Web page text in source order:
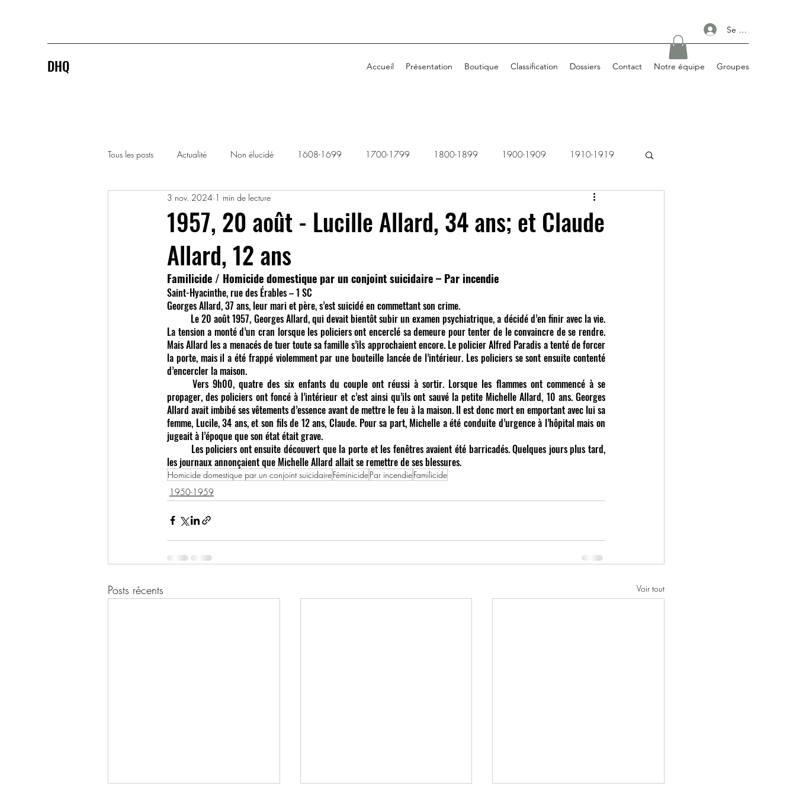
Se connecter
DHQ Accueil Présentation Boutique Classification Dossiers Contact Notre équipe Groupes
Tous les posts Actualité Non élucidé 1608-1699 1700-1799 1800-1899 1900-1909 1910-1919
1920-1929 1930-1939 1940-1949
1990-1999 2000-2009 2010-2019
1957, 20 août - Lucille Allard, 34 ans; et Claude
Allard, 12 ans
3 nov. 2024 1 min de lecture
Familicide / Homicide domestique par un conjoint suicidaire – Par incendie
Saint-Hyacinthe, rue des Érables – 1 SC
Georges Allard, 37 ans, leur mari et père, s’est suicidé en commettant son crime.
La tension a monté d’un cran lorsque les policiers ont encerclé sa demeure pour tenter de le convaincre de se rendre.
Mais Allard les a menacés de tuer toute sa famille s’ils approchaient encore. Le policier Alfred Paradis a tenté de forcer
la porte, mais il a été frappé violemment par une bouteille lancée de l’intérieur. Les policiers se sont ensuite contenté
d’encercler la maison.
	Vers 9h00, quatre des six enfants du couple ont réussi à sortir. Lorsque les flammes ont commencé à se
propager, des policiers ont foncé à l’intérieur et c’est ainsi qu’ils ont sauvé la petite Michelle Allard, 10 ans. Georges
Allard avait imbibé ses vêtements d’essence avant de mettre le feu à la maison. Il est donc mort en emportant avec lui sa
femme, Lucile, 34 ans, et son fils de 12 ans, Claude. Pour sa part, Michelle a été conduite d’urgence à l’hôpital mais on
jugeait à l’époque que son état était grave.
les journaux annonçaient que Michelle Allard allait se remettre de ses blessures.
Homicide domestique par un conjoint suicidaireFéminicidePar incendieFamilicide
1950-1959
Posts récents Voir tout